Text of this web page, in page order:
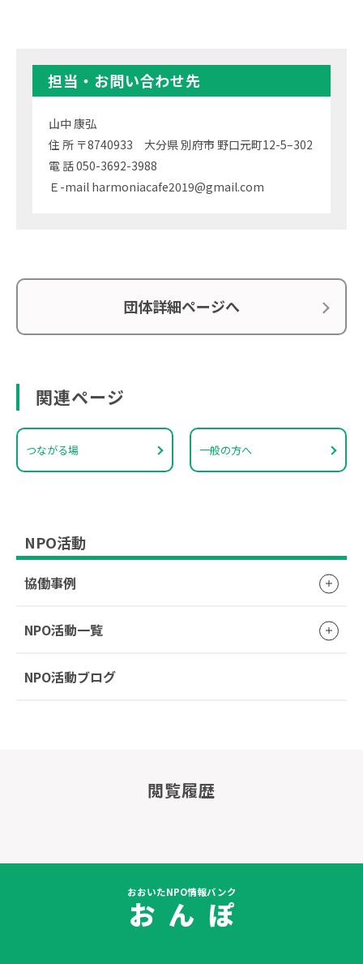
担当・お問い合わせ先
山中 康弘
住 所 〒8740933 大分県 別府市 野口元町12-5–302
電 話 050-3692-3988
Ｅ-mail harmoniacafe2019@gmail.com
団体詳細ページへ
関連ページ
つながる場 一般の方へ
NPO活動
協働事例
NPO活動一覧
NPO活動ブログ
閲覧履歴
おおいたNPO情報バンク
お ん ぽ